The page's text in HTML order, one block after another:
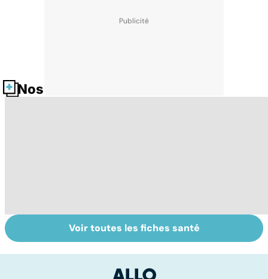
Nos fiches santé
Post-partum : un
bouleversement
Les Français
accros aux
Voir toutes les fiches santé